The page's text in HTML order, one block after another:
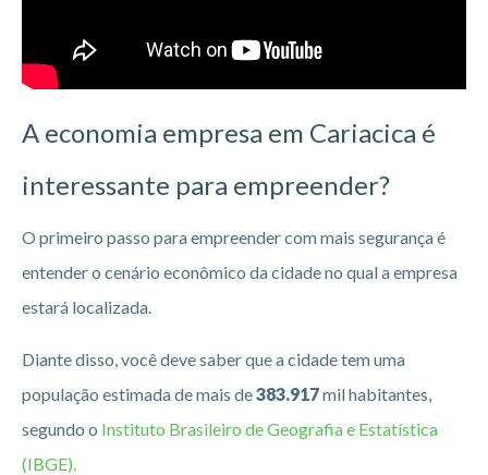
A economia empresa em Cariacica é
interessante para empreender?
O primeiro passo para empreender com mais segurança é
entender o cenário econômico da cidade no qual a empresa
estará localizada.
Diante disso, você deve saber que a cidade tem uma
população estimada de mais de383.917mil habitantes,
segundo o Instituto Brasileiro de Geografia e Estatística
(IBGE).